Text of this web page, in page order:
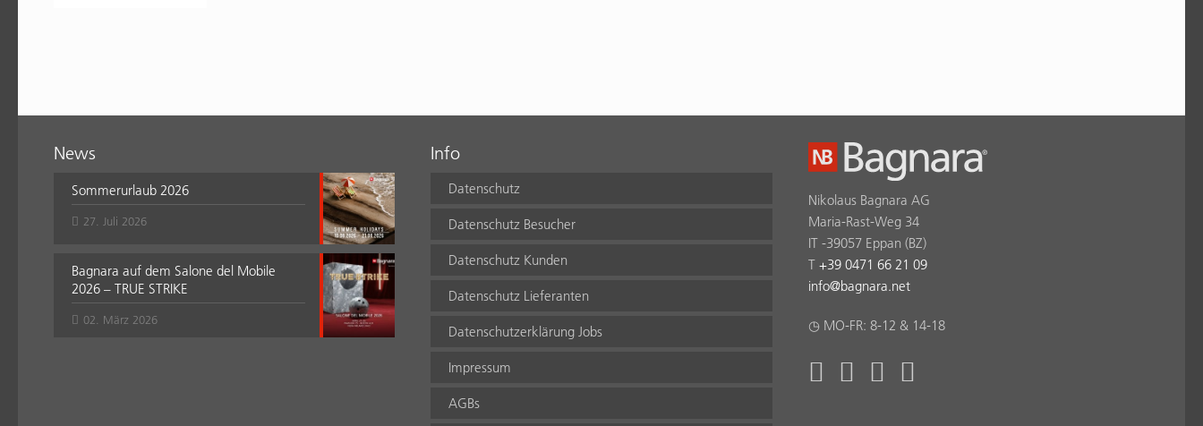
News
Sommerurlaub 2026
27. Juli 2026
Bagnara auf dem Salone del Mobile
2026 – TRUE STRIKE
02. März 2026
Info
Datenschutz
Datenschutz Besucher
Datenschutz Kunden
Datenschutz Lieferanten
Datenschutzerklärung Jobs
Impressum
AGBs
Nikolaus Bagnara AG
Maria-Rast-Weg 34
IT -39057 Eppan (BZ)
T +39 0471 66 21 09
info@bagnara.net
◷ MO-FR: 8-12 & 14-18